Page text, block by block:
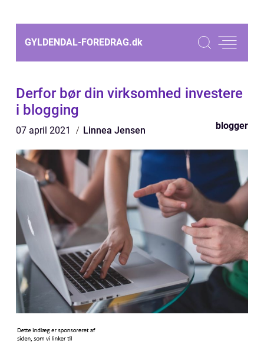
GYLDENDAL-FOREDRAG.dk
Derfor bør din virksomhed investere
i blogging
07 april 2021 Linnea Jensen blogger